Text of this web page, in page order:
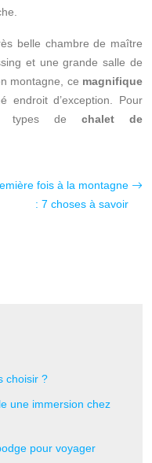
belle chambre de maître
et une grande salle de
montagne, ce magnifique
endroit d’exception. Pour
types dechalet de
fois à la montagne
: 7 choses à savoir
choisir ?
une immersion chez
pour voyager